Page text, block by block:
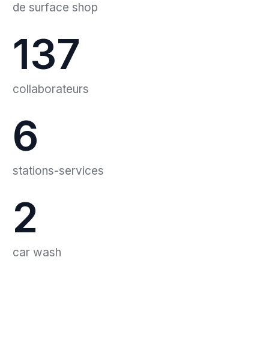
de surface shop
collaborateurs
137
stations-services
6
car wash
2